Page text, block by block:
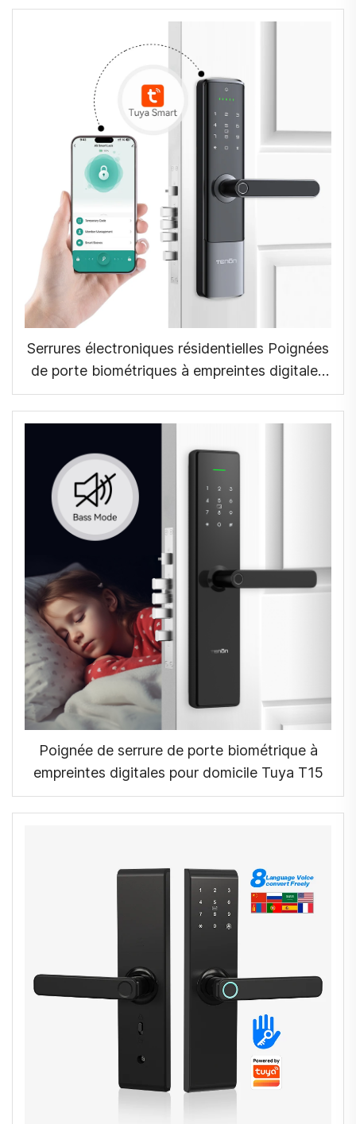
Tenon K10 Pro
Serrures électroniques résidentielles Poignées
de porte biométriques à empreintes digitales
Application Tuya K6
Poignée de serrure de porte biométrique à
empreintes digitales pour domicile Tuya T15